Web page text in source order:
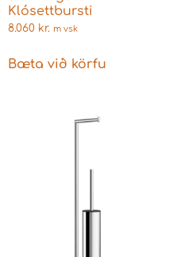
Klósettbursti
8.060 kr. m vsk
Bæta við körfu